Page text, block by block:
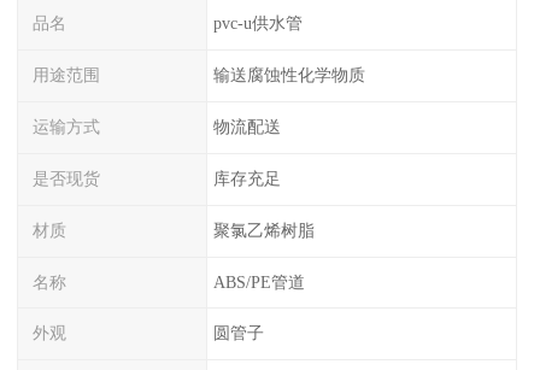
品名 pvc-u供水管
用途范围 输送腐蚀性化学物质
运输方式 物流配送
是否现货 库存充足
材质 聚氯乙烯树脂
名称 ABS/PE管道
外观 圆管子